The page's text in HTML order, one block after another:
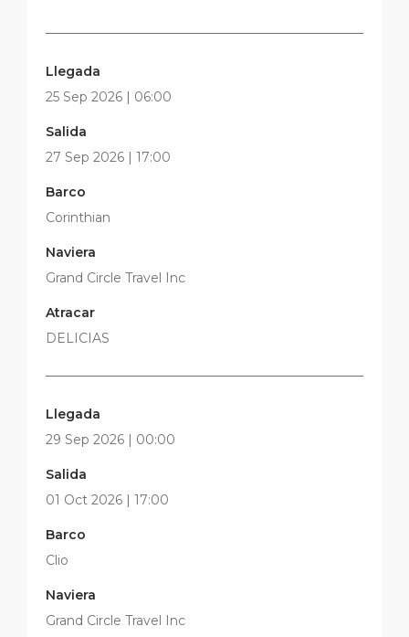
Llegada
25 Sep 2026 | 06:00
Salida
27 Sep 2026 | 17:00
Barco
Corinthian
Naviera
Grand Circle Travel Inc
Atracar
DELICIAS
Llegada
29 Sep 2026 | 00:00
Salida
01 Oct 2026 | 17:00
Barco
Clio
Naviera
Grand Circle Travel Inc